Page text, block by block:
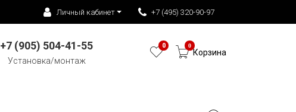
Личный кабинет +7 (495) 320-90-97
+7 (905) 504-41-55
Установка/монтаж
0 0
Корзина